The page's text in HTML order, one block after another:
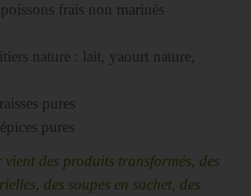
frais non marinés
nature : lait, yaourt nature,
pures
pures
vient des produits transformés, des
des soupes en sachet, des